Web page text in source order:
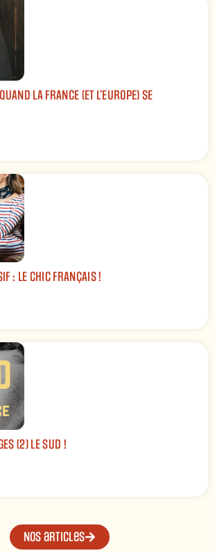
LA FRANCE (ET L’EUROPE) SE
: LE CHIC FRANÇAIS !
(2) LE SUD !
Nos articles